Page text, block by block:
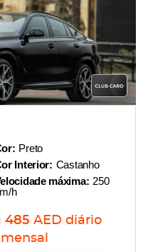
Preto
Interior: Castanho
máxima: 250
h
485 AED diário
mensal